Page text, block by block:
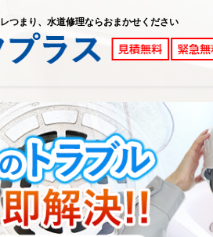
つまり、水道修理ならおまかせください